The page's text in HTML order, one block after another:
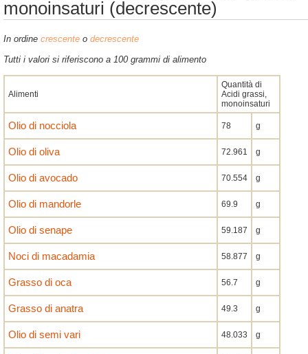
monoinsaturi (decrescente)
In ordine crescente o decrescente
Tutti i valori si riferiscono a 100 grammi di alimento
Alimenti
Quantità di
Acidi grassi,
monoinsaturi
Olio di nocciola 78 g
Olio di oliva 72.961 g
Olio di avocado 70.554 g
Olio di mandorle 69.9 g
Olio di senape 59.187 g
Noci di macadamia 58.877 g
Grasso di oca 56.7 g
Grasso di anatra 49.3 g
Olio di semi vari 48.033 g